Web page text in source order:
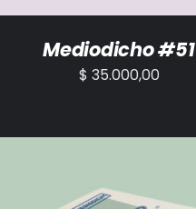
Mediodicho #51
$ 35.000,00